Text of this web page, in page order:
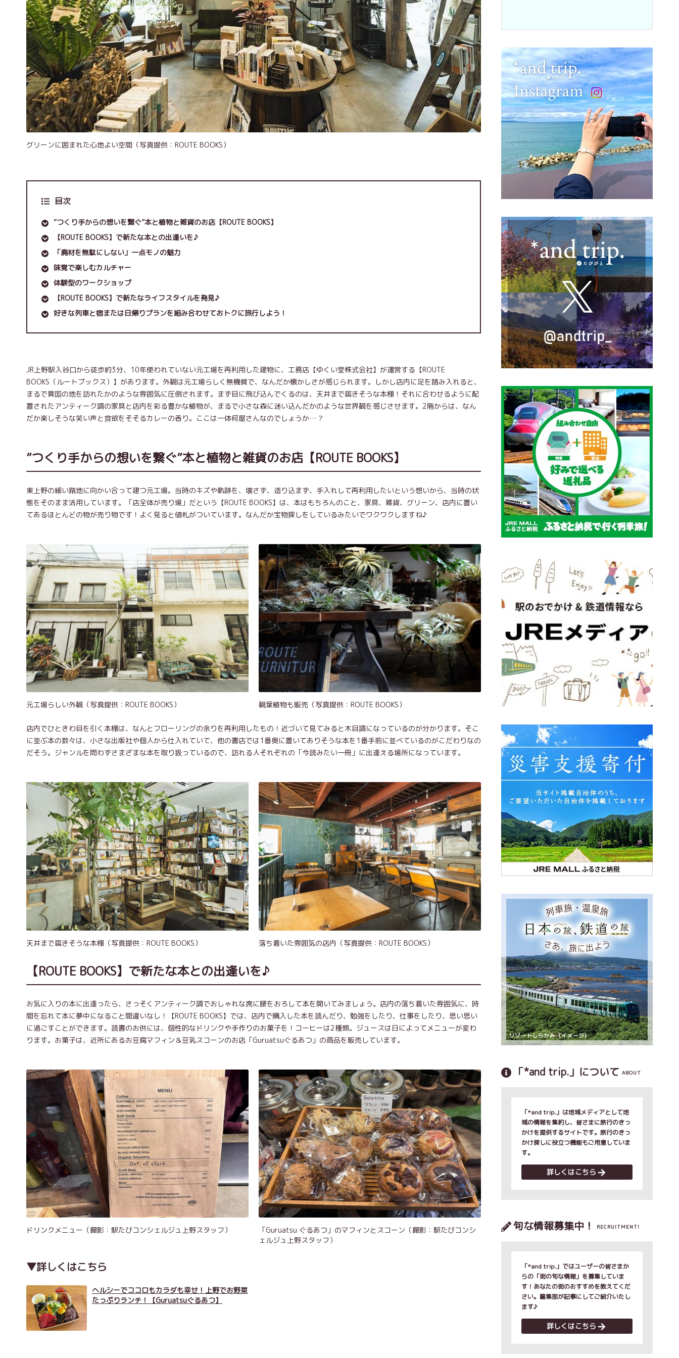
グリーンに囲まれた心地よい空間（写真提供：ROUTE BOOKS）
目次
”つくり手からの想いを繋ぐ”本と植物と雑貨のお店【ROUTE BOOKS】
【ROUTE BOOKS】で新たな本との出逢いを♪
「廃材を無駄にしない」一点モノの魅力
味覚で楽しむカルチャー
体験型のワークショップ
【ROUTE BOOKS】で新たなライフスタイルを発見♪
好きな列車と宿または日帰りプランを組み合わせておトクに旅行しよう！
JR上野駅入谷口から徒歩約3分、10年使われていない元工場を再利用した建物に、工務店【ゆくい堂株式会社】が運営する【ROUTE
BOOKS（ルートブックス）】があります。外観は元工場らしく無機質で、なんだか懐かしさが感じられます。しかし店内に足を踏み入れると、
まるで異国の地を訪れたかのような雰囲気に圧倒されます。まず目に飛び込んでくるのは、天井まで届きそうな本棚！それに合わせるように配
置されたアンティーク調の家具と店内を彩る豊かな植物が、まるで小さな森に迷い込んだかのような世界観を感じさせます。2階からは、なん
だか楽しそうな笑い声と食欲をそそるカレーの香り。ここは一体何屋さんなのでしょうか…？
”つくり手からの想いを繋ぐ”本と植物と雑貨のお店【ROUTE BOOKS】
東上野の細い路地に向かい合って建つ元工場。当時のキズや軌跡を、壊さず、造り込まず、手入れして再利用したいという想いから、当時の状
態をそのまま活用しています。「店全体が売り場」だという【ROUTE BOOKS】は、本はもちろんのこと、家具、雑貨、グリーン、店内に置い
てあるほとんどの物が売り物です！よく見ると値札がついています。なんだか宝物探しをしているみたいでワクワクしますね♪
元工場らしい外観（写真提供：ROUTE BOOKS） 観葉植物も販売（写真提供：ROUTE BOOKS）
店内でひときわ目を引く本棚は、なんとフローリングの余りを再利用したもの！近づいて見てみると木目調になっているのが分かります。そこ
に並ぶ本の数々は、小さな出版社や個人から仕入れていて、他の書店では1番奥に置いてありそうな本を1番手前に並べているのがこだわりなの
だそう。ジャンルを問わずさまざまな本を取り扱っているので、訪れる人それぞれの「今読みたい一冊」に出逢える場所になっています。
天井まで届きそうな本棚（写真提供：ROUTE BOOKS） 落ち着いた雰囲気の店内（写真提供：ROUTE BOOKS）
【ROUTE BOOKS】で新たな本との出逢いを♪
お気に入りの本に出逢ったら、さっそくアンティーク調でおしゃれな席に腰をおろして本を開いてみましょう。店内の落ち着いた雰囲気に、時
間を忘れて本に夢中になること間違いなし！【ROUTE BOOKS】では、店内で購入した本を読んだり、勉強をしたり、仕事をしたり、思い思い
に過ごすことができます。読書のお供には、個性的なドリンクや手作りのお菓子を！コーヒーは2種類。ジュースは日によってメニューが変わ
ります。お菓子は、近所にあるお豆腐マフィン＆豆乳スコーンのお店「Guruatsuぐるあつ」の商品を販売しています。
ドリンクメニュー（撮影：駅たびコンシェルジュ上野スタッフ）
「Guruatsu ぐるあつ」のマフィンとスコーン（撮影：駅たびコンシ
ェルジュ上野スタッフ）
▼詳しくはこちら
ヘルシーでココロもカラダも幸せ！上野でお野菜
たっぷりランチ！【Guruatsuぐるあつ】
「*and trip.」について ABOUT
「*and trip.」は地域メディアとして地
域の情報を集約し、皆さまに旅行のきっ
かけを提供するサイトです。旅行のきっ
かけ探しに役立つ機能もご用意していま
す。
詳しくはこちら
旬な情報募集中！ RECRUITMENT!
「*and trip.」ではユーザーの皆さまか
らの「街の旬な情報」を募集していま
す！あなたの街のおすすめを教えてくだ
さい。編集部が記事にしてご紹介いたし
ます♪
詳しくはこちら